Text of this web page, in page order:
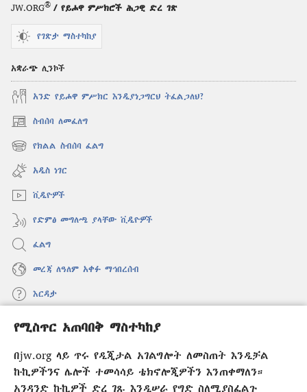
የሚስጥር አጠባበቅ ማስተካከያ
በjw.org ላይ ጥሩ የዲጂታል አገልግሎት ለመስጠት እንዲቻል
ኩኪዎችንና ሌሎች ተመሳሳይ ቴክኖሎጂዎችን እንጠቀማለን።
አንዳንድ ኩኪዎች ድረ ገጹ እንዲሠራ የግድ ስለሚያስፈልጉ
JW.ORG® / የይሖዋ ምሥክሮች ሕጋዊ ድረ ገጽ
የገጽታ ማስተካከያ
አቋራጭ ሊንኮች
አንድ የይሖዋ ምሥክር እንዲያነጋግርህ ትፈልጋለህ?
ስብሰባ ለመፈለግ
(አዲስ
ዊንዶው
ክፈት)
የክልል ስብሰባ ፈልግ
(አዲስ
ዊንዶው
ክፈት)
አዲስ ነገር
ቪዲዮዎች
የድምፅ መግለጫ ያላቸው ቪዲዮዎች
ፈልግ
መረጃ ለዓለም አቀፉ ማኅበረሰብ
እርዳታ
መዋጮዎች
(አዲስ
ክፈት)
የመጠበቂያ ግንብ የኢንተርኔት ቤተ መጻሕፍት
(አዲስ
ዊንዶው